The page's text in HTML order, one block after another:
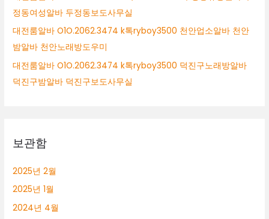
정동여성알바 두정동보도사무실
대전룸알바 O1O.2062.3474 k톡ryboy3500 천안업소알바 천안
밤알바 천안노래방도우미
대전룸알바 O1O.2062.3474 k톡ryboy3500 덕진구노래방알바
덕진구밤알바 덕진구보도사무실
보관함
2025년 2월
2025년 1월
2024년 4월